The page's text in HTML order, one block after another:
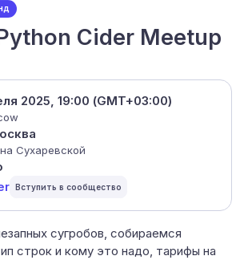
Cider Meetup
сугробов, собираемся
строк и кому это надо, тарифы на
2025, 19:00 (GMT+03:00)
Сухаревской